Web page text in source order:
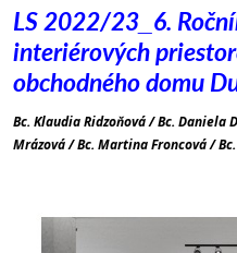
LS 2022/23_6.
interiérových
obchodného domu
Bc. Klaudia Ridzoňová / Bc. Daniela
Mrázová / Bc. Martina Froncová /